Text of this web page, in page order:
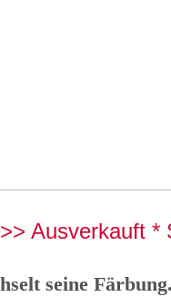
Ausverkauft *
seine